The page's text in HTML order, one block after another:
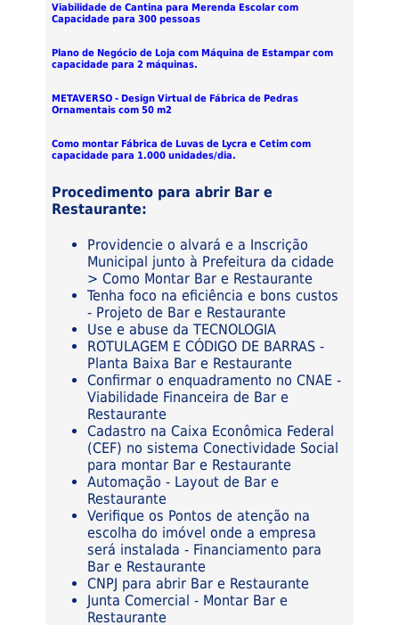
Viabilidade de Cantina para Merenda Escolar com
Capacidade para 300 pessoas
Plano de Negócio de Loja com Máquina de Estampar com
capacidade para 2 máquinas.
METAVERSO - Design Virtual de Fábrica de Pedras
Ornamentais com 50 m2
Como montar Fábrica de Luvas de Lycra e Cetim com
capacidade para 1.000 unidades/dia.
Procedimento para abrir Bar e
Restaurante:
Providencie o alvará e a Inscrição
Municipal junto à Prefeitura da cidade
> Como Montar Bar e Restaurante
Tenha foco na eficiência e bons custos
- Projeto de Bar e Restaurante
Use e abuse da TECNOLOGIA
ROTULAGEM E CÓDIGO DE BARRAS -
Planta Baixa Bar e Restaurante
Confirmar o enquadramento no CNAE -
Viabilidade Financeira de Bar e
Restaurante
Cadastro na Caixa Econômica Federal
(CEF) no sistema Conectividade Social
para montar Bar e Restaurante
Automação - Layout de Bar e
Restaurante
Verifique os Pontos de atenção na
escolha do imóvel onde a empresa
será instalada - Financiamento para
Bar e Restaurante
CNPJ para abrir Bar e Restaurante
Junta Comercial - Montar Bar e
Restaurante